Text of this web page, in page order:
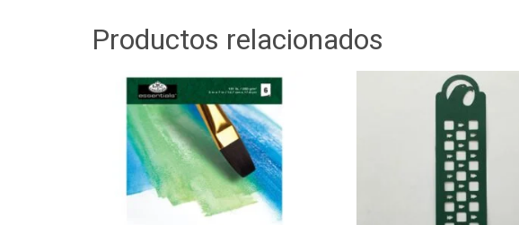
Productos relacionados